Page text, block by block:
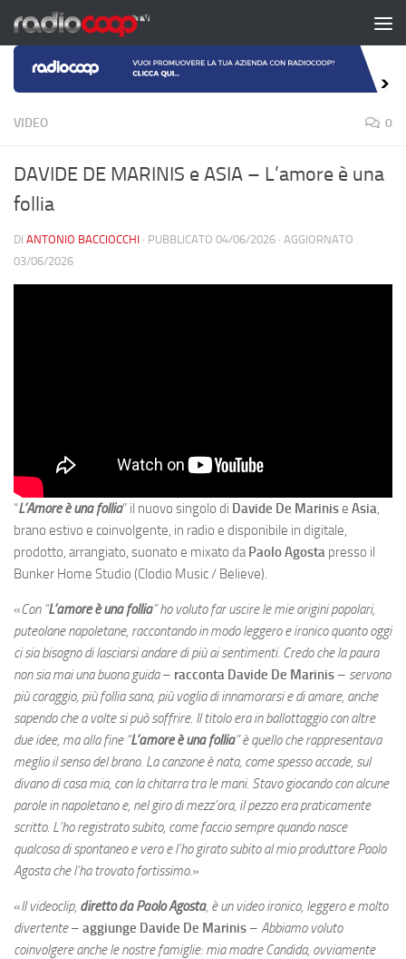
Salta al contenuto
VIDEO 0
DAVIDE DE MARINIS e ASIA – L’amore è una
follia
DI ANTONIO BACCIOCCHI · PUBBLICATO 04/06/2026 · AGGIORNATO
03/06/2026
“L’Amore è una follia” il nuovo singolo di Davide De Marinise Asia,
brano estivo e coinvolgente, in radio e disponibile in digitale,
prodotto, arrangiato, suonato e mixato daPaolo Agosta presso il
Bunker Home Studio (Clodio Music / Believe).
«Con “L’amore è una follia” ho voluto far uscire le mie origini popolari,
puteolane napoletane, raccontando in modo leggero e ironico quanto oggi
ci sia bisogno di lasciarsi andare di più ai sentimenti. Credo che la paura
non sia mai una buona guida– racconta Davide De Marinis – servono
più coraggio, più follia sana, più voglia di innamorarsi e di amare, anche
sapendo che a volte si può soffrire. Il titolo era in ballottaggio con altre
due idee, ma alla fine “L’amore è una follia” è quello che rappresentava
meglio il senso del brano. La canzone è nata, come spesso accade, sul
divano di casa mia, con la chitarra tra le mani. Stavo giocando con alcune
parole in napoletano e, nel giro di mezz’ora, il pezzo era praticamente
scritto. L’ho registrato subito, come faccio sempre quando nasce
qualcosa di spontaneo e vero e l’ho girato subito al mio produttore Paolo
Agosta che l’ha trovato fortissimo.»
«Il videoclip, diretto da Paolo Agosta, è un video ironico, leggero e molto
divertente– aggiunge Davide De Marinis – Abbiamo voluto
coinvolgere anche le nostre famiglie: mia madre Candida, ovviamente